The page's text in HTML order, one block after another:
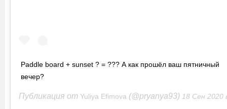
Paddle board + sunset ? = ??? А как прошёл ваш пятничный
вечер?
Публикация от Yuliya Efimova (@pryanya93) 18 Сен 2020 в 11:22